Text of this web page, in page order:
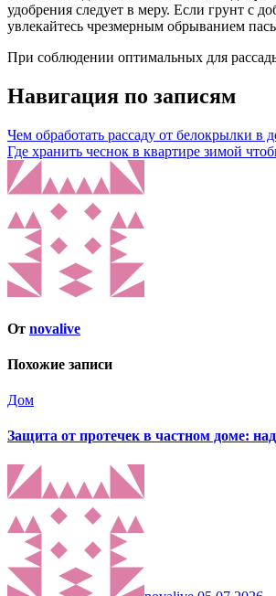
удобрения следует в меру. Если грунт с
увлекайтесь чрезмерным обрыванием
При соблюдении оптимальных для
Навигация по записям
Чем обработать рассаду от белокрылки в
Где хранить чеснок в квартире зимой
От novalive
Похожие записи
Дом
Защита от протечек в частном доме: